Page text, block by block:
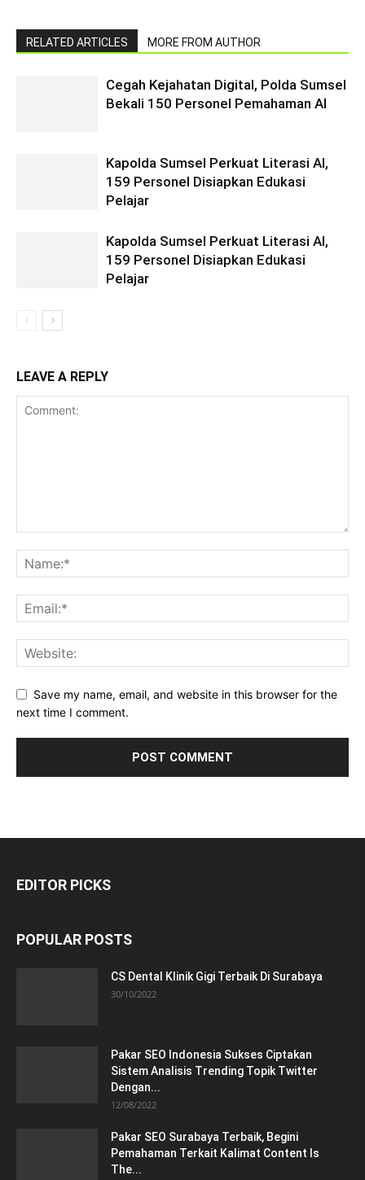
RELATED ARTICLES MORE FROM AUTHOR
Cegah Kejahatan Digital, Polda Sumsel
Bekali 150 Personel Pemahaman AI
Kapolda Sumsel Perkuat Literasi AI,
159 Personel Disiapkan Edukasi
Pelajar
Kapolda Sumsel Perkuat Literasi AI,
159 Personel Disiapkan Edukasi
Pelajar
LEAVE A REPLY
Save my name, email, and website in this browser for the
next time I comment.
EDITOR PICKS
POPULAR POSTS
CS Dental Klinik Gigi Terbaik Di Surabaya
30/10/2022
Pakar SEO Indonesia Sukses Ciptakan
Sistem Analisis Trending Topik Twitter
Dengan...
12/08/2022
Pakar SEO Surabaya Terbaik, Begini
Pemahaman Terkait Kalimat Content Is
The...